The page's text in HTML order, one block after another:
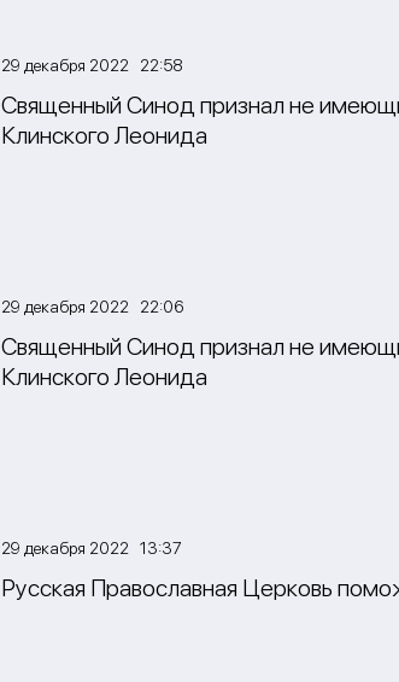
29 декабря 2022 22:58
Священный Синод признал не
Клинского Леонида
29 декабря 2022 22:06
Священный Синод признал не
Клинского Леонида
29 декабря 2022 13:37
Русская Православная Церковь